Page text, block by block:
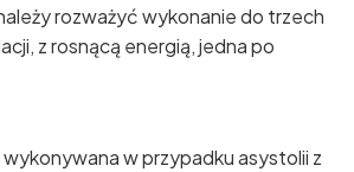
rozważyć wykonanie do trzech
z rosnącą energią, jedna po
w przypadku asystolii z